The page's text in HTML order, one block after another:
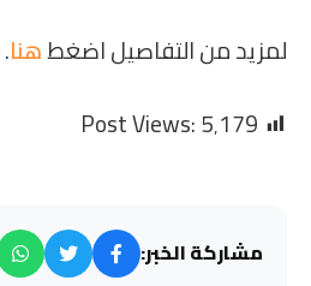
لمزيد من التفاصيل اضغطهنا.
Post Views:5٬179
مشاركة الخبر: